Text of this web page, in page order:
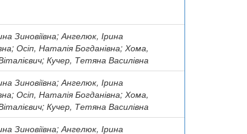
Зиновіївна; Ангелюк, Ірина
Осіп, Наталія Богданівна; Хома,
Кучер, Тетяна Василівна
Зиновіївна; Ангелюк, Ірина
Осіп, Наталія Богданівна; Хома,
Кучер, Тетяна Василівна
Зиновіївна; Ангелюк, Ірина